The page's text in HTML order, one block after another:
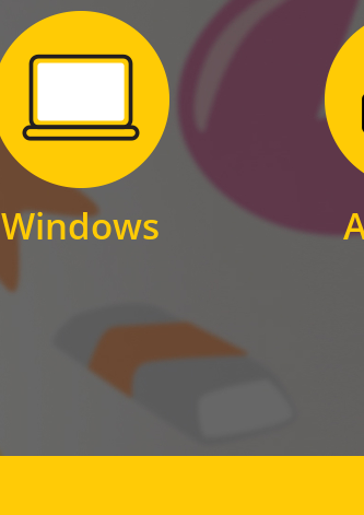
Windows
Zum Download
für Windows